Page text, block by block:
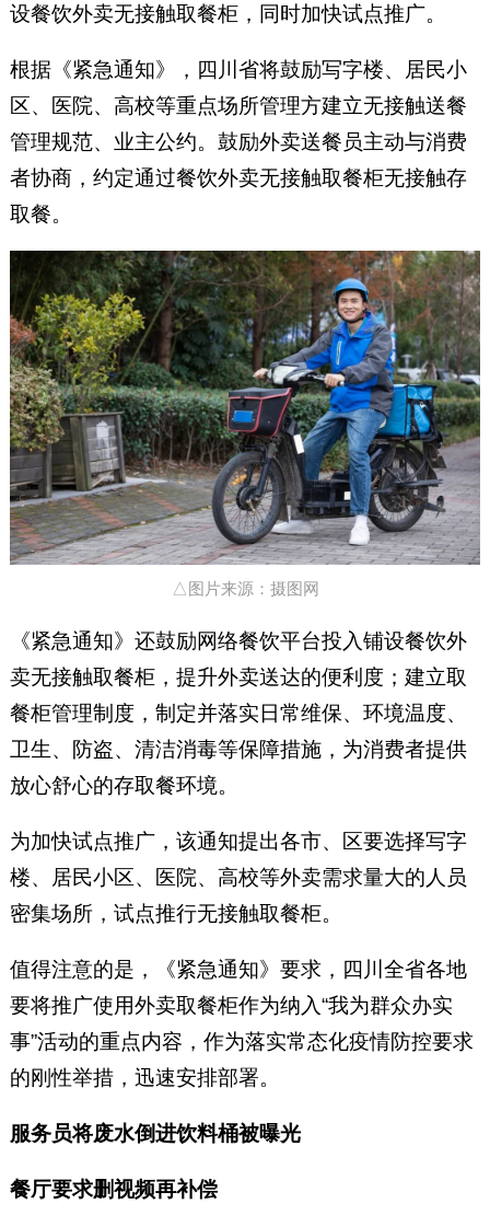
设餐饮外卖无接触取餐柜，同时加快试点推广。
根据《紧急通知》，四川省将鼓励写字楼、居民小
区、医院、高校等重点场所管理方建立无接触送餐
管理规范、业主公约。鼓励外卖送餐员主动与消费
者协商，约定通过餐饮外卖无接触取餐柜无接触存
取餐。
△图片来源：摄图网
《紧急通知》还鼓励网络餐饮平台投入铺设餐饮外
卖无接触取餐柜，提升外卖送达的便利度；建立取
餐柜管理制度，制定并落实日常维保、环境温度、
卫生、防盗、清洁消毒等保障措施，为消费者提供
放心舒心的存取餐环境。
为加快试点推广，该通知提出各市、区要选择写字
楼、居民小区、医院、高校等外卖需求量大的人员
密集场所，试点推行无接触取餐柜。
值得注意的是，《紧急通知》要求，四川全省各地
要将推广使用外卖取餐柜作为纳入“我为群众办实
事”活动的重点内容，作为落实常态化疫情防控要求
的刚性举措，迅速安排部署。
服务员将废水倒进饮料桶被曝光
餐厅要求删视频再补偿